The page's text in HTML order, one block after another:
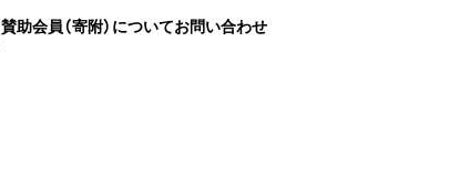
賛助会員（寄附）についてお問い合わせ